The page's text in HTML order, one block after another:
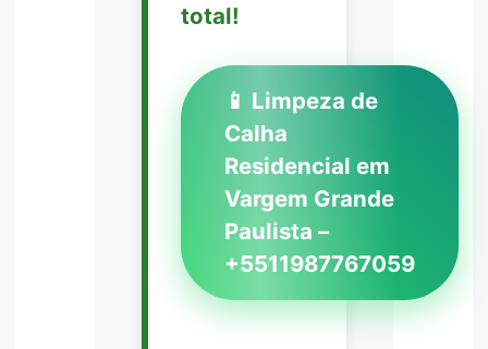
total!
📱 Limpeza de
Calha
Residencial em
Vargem Grande
Paulista –
+5511987767059